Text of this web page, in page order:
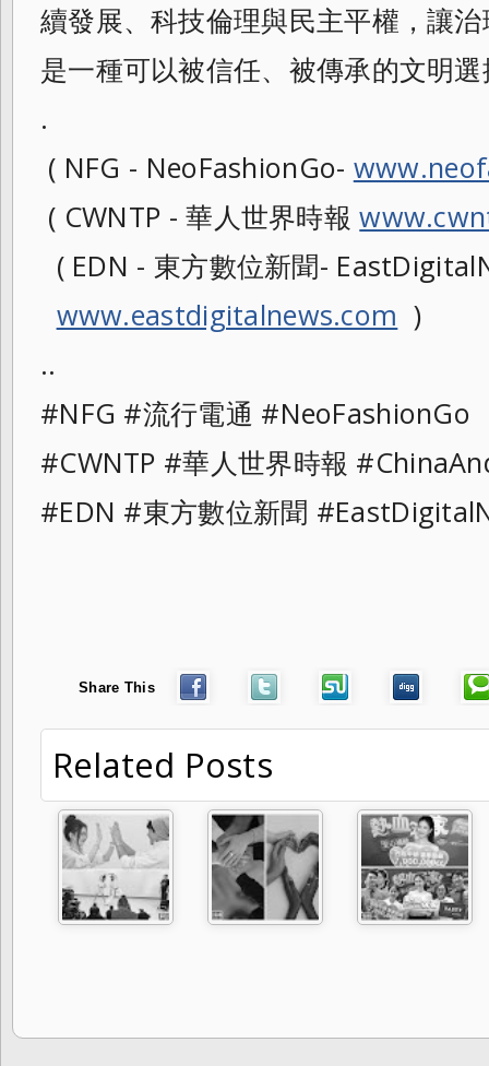
續發展、科技倫理與民主平權，讓
是一種可以被信任、被傳承的文明
.
( NFG - NeoFashionGo-
( CWNTP - 華人世界時報
( EDN - 東方數位新聞-
www.eastdigitalnews.com )
..
#NFG #流行電通
#CWNTP #華人世界時報
#EDN #東方數位新聞
Share This
Related Posts